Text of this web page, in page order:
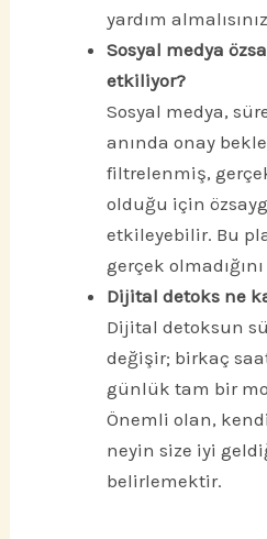
yardım
Sosyal medya
etkiliyor?
Sosyal medya,
anında onay
filtrelenmiş,
olduğu için
etkileyebilir. Bu
gerçek
Dijital detoks ne
Dijital detoksun
değişir; birkaç
günlük tam bir
Önemli olan,
neyin size iyi
belirlemektir.